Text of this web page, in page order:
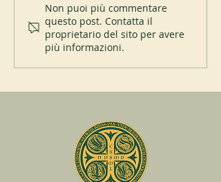
Sant’Anselmo e lo United
States Holocaust Memorial
Museum
Non puoi più commentare
questo post. Contatta il
proprietario del sito per avere
più informazioni.